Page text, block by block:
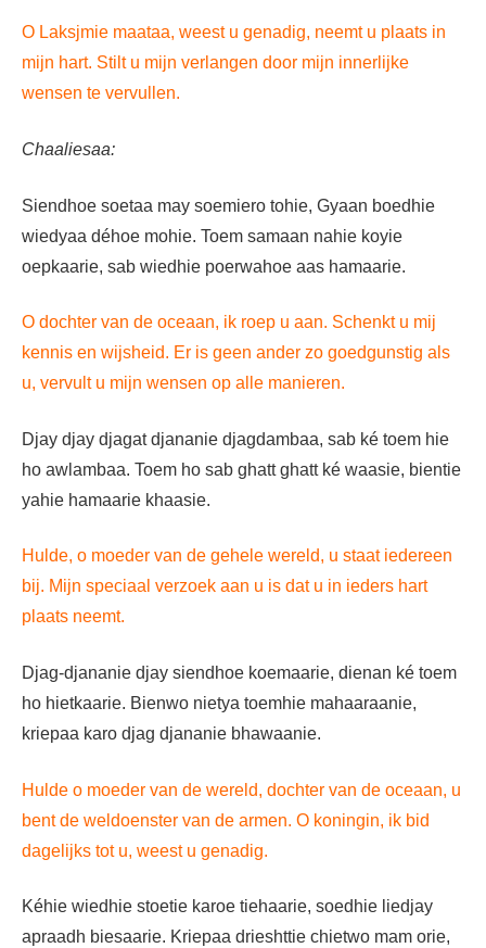
O Laksjmie maataa, weest u genadig, neemt u plaats in
mijn hart. Stilt u mijn verlangen door mijn innerlijke
wensen te vervullen.
Chaaliesaa:
Siendhoe soetaa may soemiero tohie, Gyaan boedhie
wiedyaa déhoe mohie. Toem samaan nahie koyie
oepkaarie, sab wiedhie poerwahoe aas hamaarie.
O dochter van de oceaan, ik roep u aan. Schenkt u mij
kennis en wijsheid. Er is geen ander zo goedgunstig als
u, vervult u mijn wensen op alle manieren.
Djay djay djagat djananie djagdambaa, sab ké toem hie
ho awlambaa. Toem ho sab ghatt ghatt ké waasie, bientie
yahie hamaarie khaasie.
Hulde, o moeder van de gehele wereld, u staat iedereen
bij. Mijn speciaal verzoek aan u is dat u in ieders hart
plaats neemt.
Djag-djananie djay siendhoe koemaarie, dienan ké toem
ho hietkaarie. Bienwo nietya toemhie mahaaraanie,
kriepaa karo djag djananie bhawaanie.
Hulde o moeder van de wereld, dochter van de oceaan, u
bent de weldoenster van de armen. O koningin, ik bid
dagelijks tot u, weest u genadig.
Kéhie wiedhie stoetie karoe tiehaarie, soedhie liedjay
apraadh biesaarie. Kriepaa drieshttie chietwo mam orie,